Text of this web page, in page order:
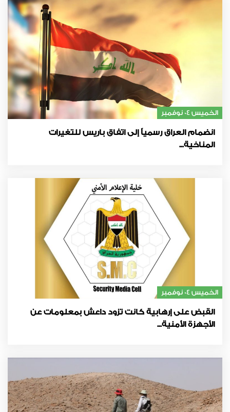
الخميس 04 نوفمبر
انضمام العراق رسمياً إلى اتفاق باريس للتغيرات
المناخية...
الخميس 04 نوفمبر
القبض على إرهابية كانت تزود داعش بمعلومات عن
الأجهزة الأمنية...